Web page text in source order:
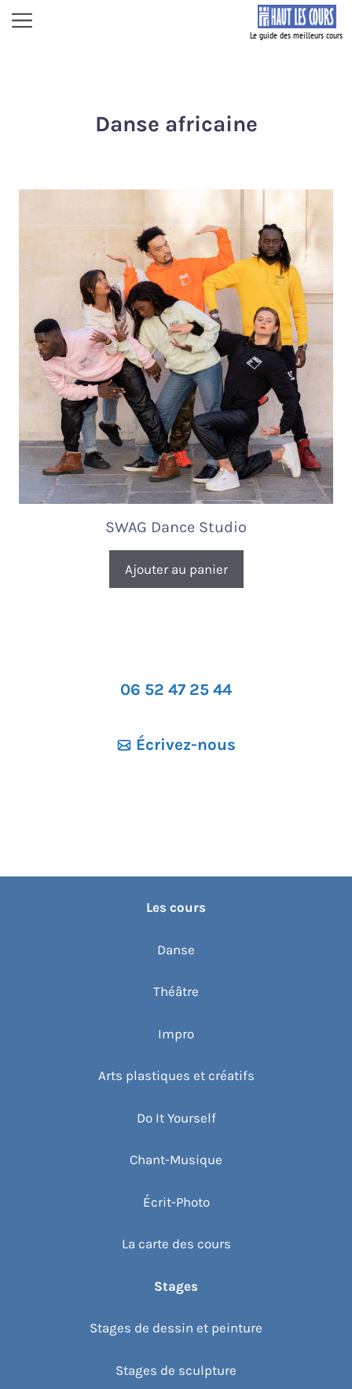
Aller
au
Menu
Danse africaine
SWAG Dance Studio
Ajouter au panier
06 52 47 25 44
Écrivez-nous
Les cours
Danse
Théâtre
Impro
Arts plastiques et créatifs
Do It Yourself
Chant-Musique
Écrit-Photo
La carte des cours
Stages
Stages de dessin et peinture
Stages de sculpture